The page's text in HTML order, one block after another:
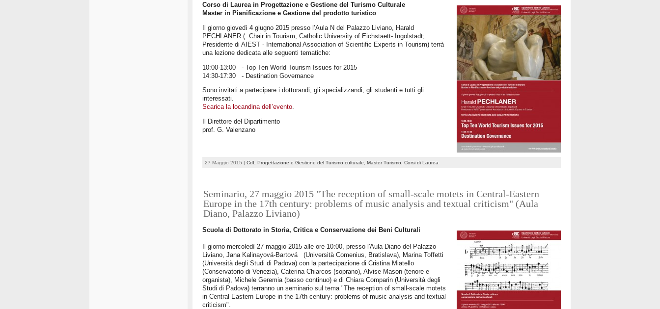
Corso di Laurea in Progettazione e Gestione del Turismo Culturale
Master in Pianificazione e Gestione del prodotto turistico
Il giorno giovedì 4 giugno 2015 presso l’Aula N del Palazzo Liviano, Harald
PECHLANER ( Chair in Tourism, Catholic University of Eichstaett- Ingolstadt;
Presidente di AIEST - International Association of Scientific Experts in Tourism) terrà
una lezione dedicata alle seguenti tematiche:
10:00-13:00 - Top Ten World Tourism Issues for 2015
14:30-17:30 - Destination Governance
Sono invitati a partecipare i dottorandi, gli specializzandi, gli studenti e tutti gli
interessati.
Scarica la locandina dell’evento.
Il Direttore del Dipartimento
prof. G. Valenzano
27 Maggio 2015 | CdL Progettazione e Gestione del Turismo culturale Master Turismo Corsi di Laurea
Seminario, 27 maggio 2015 "The reception of small-scale motets in Central-Eastern
Europe in the 17th century: problems of music analysis and textual criticism" (Aula
Diano, Palazzo Liviano)
Scuola di Dottorato in Storia, Critica e Conservazione dei Beni Culturali
Il giorno mercoledì 27 maggio 2015 alle ore 10:00, presso l'Aula Diano del Palazzo
Liviano, Jana Kalinayová-Bartová (Università Comenius, Bratislava), Marina Toffetti
(Università degli Studi di Padova) con la partecipazione di Cristina Miatello
(Conservatorio di Venezia), Caterina Chiarcos (soprano), Alvise Mason (tenore e
organista), Michele Geremia (basso continuo) e di Chiara Comparin (Università degli
Studi di Padova) terranno un seminario sul tema "The reception of small-scale motets
in Central-Eastern Europe in the 17th century: problems of music analysis and textual
criticism".